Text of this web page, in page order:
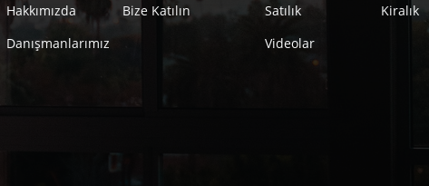
Hakkımızda
Bize Katılın
Danışmanlarımız
Satılık
Kiralık
Videolar